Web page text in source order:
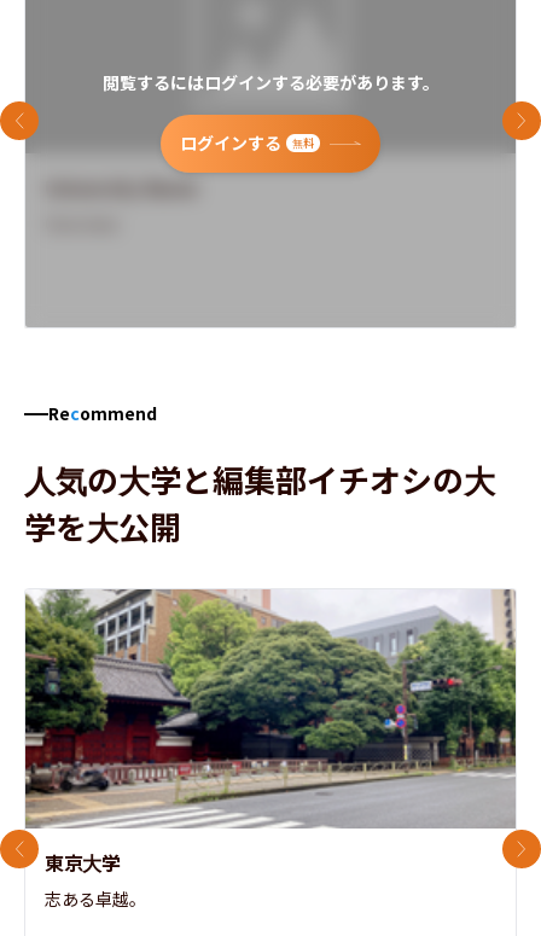
閲覧するにはログインする必要があります。
ログインする 無料
前のスライド 次
Recommend
人気の大学と編集部イチオシの大
学を大公開
東京大学
志ある卓越。
前のスライド 次